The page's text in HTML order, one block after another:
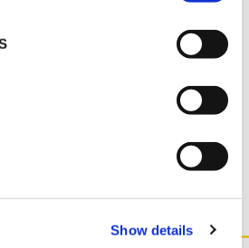
Show details
CATALOGUE 2026